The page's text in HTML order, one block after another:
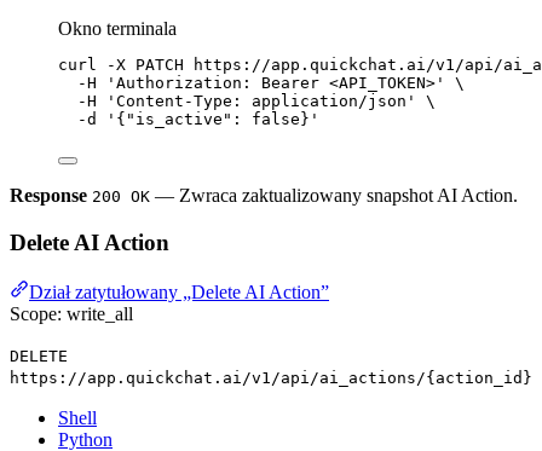
Okno terminala
curl -X PATCH
https://app.quickchat.ai/v1/api/
-H
'Authorization: Bearer <API_TOKEN>'
\
-H
'Content-Type: application/json'
\
-d
'{"is_active": false}'
Response 200 OK — Zwraca zaktualizowany snapshot AI Action.
Delete AI Action
Dział zatytułowany „Delete AI Action”
Scope: write_all
DELETE
https://app.quickchat.ai/v1/api/ai_actions/{action_id}
Shell
Python